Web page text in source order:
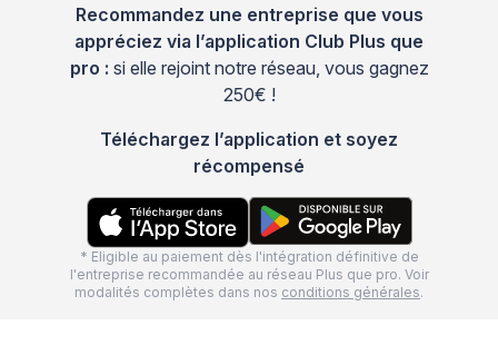
Recommandez une entreprise que vous
appréciez via l’application Club Plus que
pro : si elle rejoint notre réseau, vous gagnez
250€ !
Téléchargez l’application et soyez
récompensé
* Eligible au paiement dès l'intégration définitive de
l'entreprise recommandée au réseau Plus que pro. Voir
modalités complètes dans nos conditions générales.